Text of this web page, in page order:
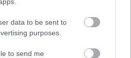
data to be sent to
purposes.
to send me